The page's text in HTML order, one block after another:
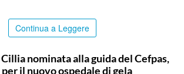
Continua a Leggere
nominata alla guida del Cefpas,
il nuovo ospedale di gela